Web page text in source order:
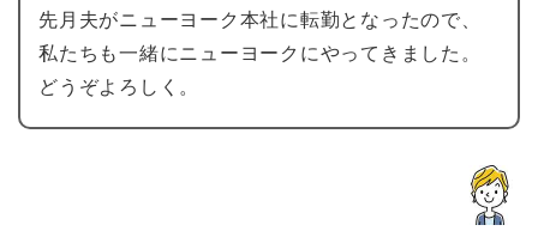
先月夫がニューヨーク本社に転勤となったので、
私たちも一緒にニューヨークにやってきました。
どうぞよろしく。